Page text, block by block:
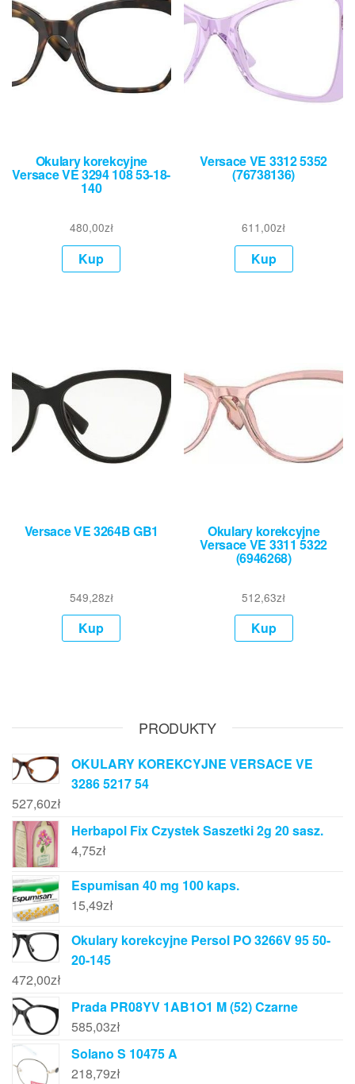
Okulary korekcyjne
Versace VE 3294 108 53-18-
140
480,00zł
Kup
Versace VE 3312 5352
(76738136)
611,00zł
Kup
Versace VE 3264B GB1
549,28zł
Kup
Okulary korekcyjne
Versace VE 3311 5322
(6946268)
512,63zł
Kup
PRODUKTY
OKULARY KOREKCYJNE VERSACE VE
3286 5217 54
527,60zł
Herbapol Fix Czystek Saszetki 2g 20 sasz.
4,75zł
Espumisan 40 mg 100 kaps.
15,49zł
Okulary korekcyjne Persol PO 3266V 95 50-
20-145
472,00zł
Prada PR08YV 1AB1O1 M (52) Czarne
585,03zł
Solano S 10475 A
218,79zł